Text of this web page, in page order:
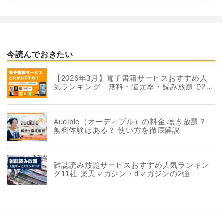
今読んでおきたい
【2026年3月】電子書籍サービスおすすめ人
気ランキング｜無料・還元率・読み放題で22
Audible（オーディブル）の料金 聴き放題？
無料体験はある？ 使い方を徹底解説
雑誌読み放題サービスおすすめ人気ランキン
グ11社 楽天マガジン・dマガジンの2強